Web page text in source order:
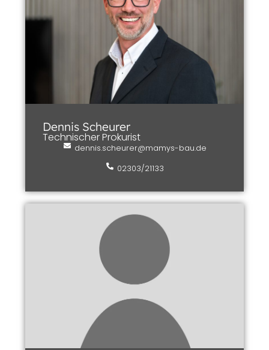
Dennis Scheurer
Technischer Prokurist
dennis.scheurer@mamys-bau.de
02303/21133